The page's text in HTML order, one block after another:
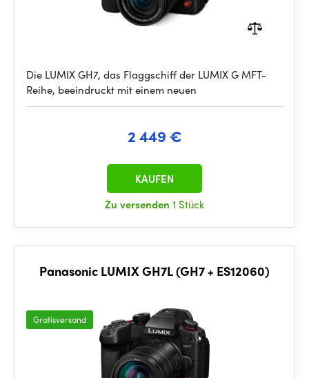
Die LUMIX GH7, das Flaggschiff der LUMIX G MFT-
Reihe, beeindruckt mit einem neuen
2 449 €
Zu versenden 1 Stück
KAUFEN
Panasonic LUMIX GH7L (GH7 + ES12060)
Gratisversand